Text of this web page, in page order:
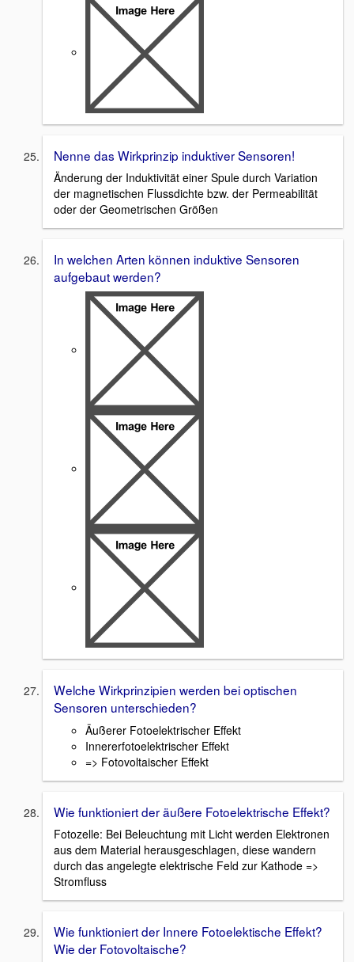
Nenne das Wirkprinzip induktiver Sensoren!
Änderung der Induktivität einer Spule durch Variation
der magnetischen Flussdichte bzw. der Permeabilität
oder der Geometrischen Größen
In welchen Arten können induktive Sensoren
aufgebaut werden?
Welche Wirkprinzipien werden bei optischen
Sensoren unterschieden?
Äußerer Fotoelektrischer Effekt
Innererfotoelektrischer Effekt
=> Fotovoltaischer Effekt
Wie funktioniert der äußere Fotoelektrische Effekt?
Fotozelle: Bei Beleuchtung mit Licht werden Elektronen
aus dem Material herausgeschlagen, diese wandern
durch das angelegte elektrische Feld zur Kathode =>
Stromfluss
Wie funktioniert der Innere Fotoelektische Effekt?
Wie der Fotovoltaische?